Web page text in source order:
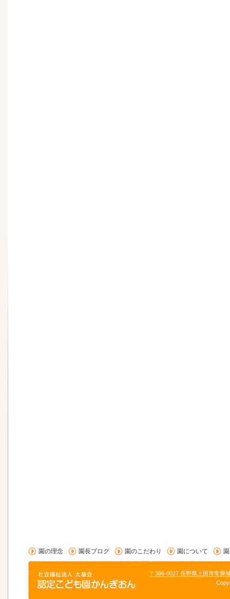
園の理念 園長ブログ 園のこだわり 園について
〒386-0027 長野県上田市常磐